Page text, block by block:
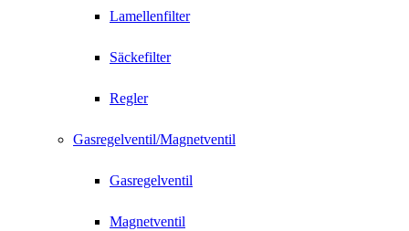
Lamellenfilter
Säckefilter
Regler
Gasregelventil/Magnetventil
Gasregelventil
Magnetventil